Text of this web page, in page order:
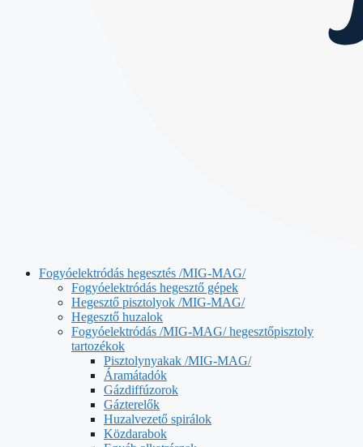
Fogyóelektródás hegesztés /MIG-MAG/
Fogyóelektródás hegesztő gépek
Hegesztő pisztolyok /MIG-MAG/
Hegesztő huzalok
Fogyóelektródás /MIG-MAG/ hegesztőpisztoly
tartozékok
Pisztolynyakak /MIG-MAG/
Áramátadók
Gázdiffúzorok
Gázterelők
Huzalvezető spirálok
Közdarabok